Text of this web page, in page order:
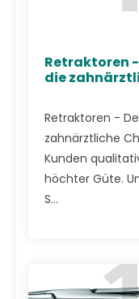
Retraktoren
die
Retraktoren -
zahnärztliche
Kunden
höchter Güte.
S...